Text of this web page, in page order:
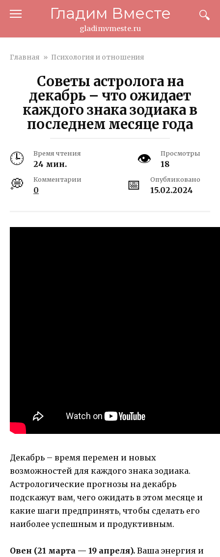
Гладим Вместе
gladimvmeste.ru
Главная » Психология и отношения
Советы астролога на
декабрь – что ожидает
каждого знака зодиака в
последнем месяце года
Время чтения
24 мин.
Просмотры
18
Комментарии
0
Опубликовано
15.02.2024
Декабрь – время перемен и новых
возможностей для каждого знака зодиака.
Астрологические прогнозы на декабрь
подскажут вам, чего ожидать в этом месяце и
какие шаги предпринять, чтобы сделать его
наиболее успешным и продуктивным.
Овен (21 марта — 19 апреля). Ваша энергия и